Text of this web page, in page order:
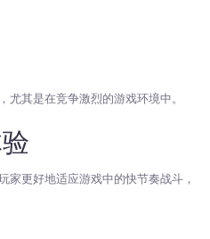
尤其是在竞争激烈的游戏环境中。
家更好地适应游戏中的快节奏战斗，